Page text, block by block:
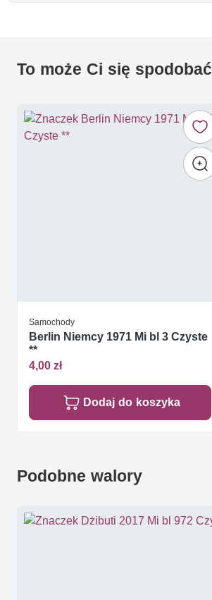
To może Ci się spodobać
Samochody
Berlin Niemcy 1971 Mi bl 3 Czyste
**
4,00 zł
Dodaj do koszyka
Podobne walory